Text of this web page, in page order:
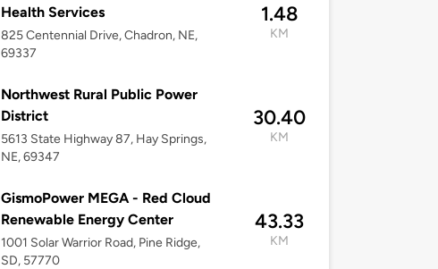
Health Services
825 Centennial Drive, Chadron, NE,
69337
1.48
KM
Northwest Rural Public Power
District
5613 State Highway 87, Hay Springs,
NE, 69347
30.40
KM
GismoPower MEGA - Red Cloud
Renewable Energy Center
1001 Solar Warrior Road, Pine Ridge,
SD, 57770
43.33
KM